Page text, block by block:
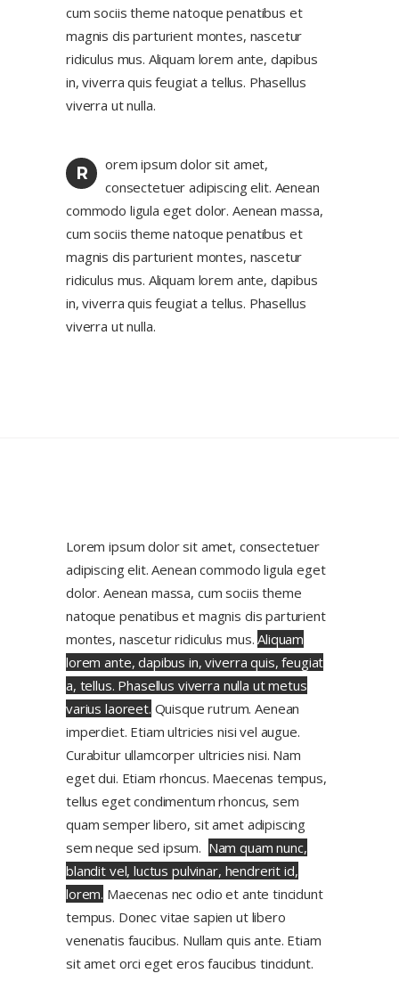
cum sociis theme natoque penatibus et
magnis dis parturient montes, nascetur
ridiculus mus. Aliquam lorem ante, dapibus
in, viverra quis feugiat a tellus. Phasellus
viverra ut nulla.
R
orem ipsum dolor sit amet,
consectetuer adipiscing elit. Aenean
commodo ligula eget dolor. Aenean massa,
cum sociis theme natoque penatibus et
magnis dis parturient montes, nascetur
ridiculus mus. Aliquam lorem ante, dapibus
in, viverra quis feugiat a tellus. Phasellus
viverra ut nulla.
Lorem ipsum dolor sit amet, consectetuer
adipiscing elit. Aenean commodo ligula eget
dolor. Aenean massa, cum sociis theme
natoque penatibus et magnis dis parturient
montes, nascetur ridiculus mus.Aliquam
lorem ante, dapibus in, viverra quis, feugiat
a, tellus. Phasellus viverra nulla ut metus
varius laoreet. Quisque rutrum. Aenean
imperdiet. Etiam ultricies nisi vel augue.
Curabitur ullamcorper ultricies nisi. Nam
eget dui. Etiam rhoncus. Maecenas tempus,
tellus eget condimentum rhoncus, sem
quam semper libero, sit amet adipiscing
sem neque sed ipsum. Nam quam nunc,
blandit vel, luctus pulvinar, hendrerit id,
lorem. Maecenas nec odio et ante tincidunt
tempus. Donec vitae sapien ut libero
venenatis faucibus. Nullam quis ante. Etiam
sit amet orci eget eros faucibus tincidunt.